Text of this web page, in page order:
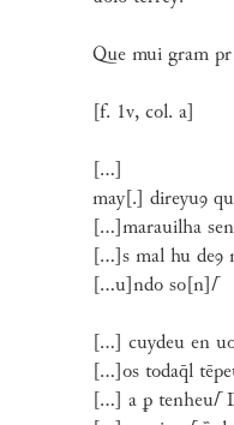
Que mui gram
[f. 1v, col. a]
[...]
may[.] direyuꝯ
[...]marauilha
[...]s mal hu deꝯ
[...u]ndo so[n]⌈
[...] cuydeu en
[...]os todaq̄l
[...] a ꝑ tenheu⌈